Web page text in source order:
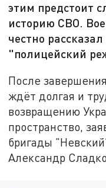
этим предстоит
историю СВО.
честно
"полицейский
После
ждёт долгая и
возвращению
пространство,
бригады
Александр